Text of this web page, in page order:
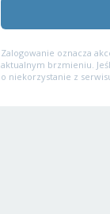
Zalogowanie oznacza
aktualnym brzmieniu.
o niekorzystanie z